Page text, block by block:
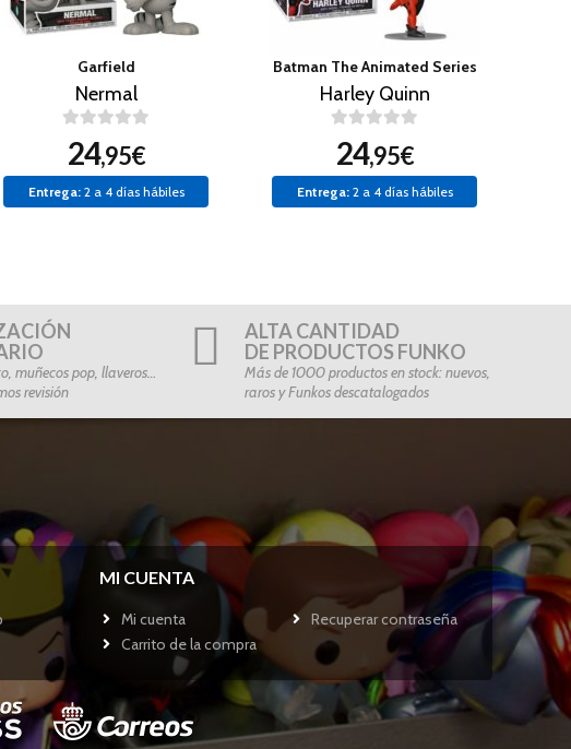
Garfield
Nermal
24,95€
Entrega:2 a 4 días hábiles
Batman The Animated Series
Harley Quinn
24,95€
Entrega:2 a 4 días hábiles
muñecos pop, llaveros…
revisión
ALTA CANTIDAD
DE PRODUCTOS FUNKO
Más de 1000 productos en stock: nuevos,
raros y Funkos descatalogados
MI CUENTA
Mi cuenta
Recuperar contraseña
Carrito de la compra